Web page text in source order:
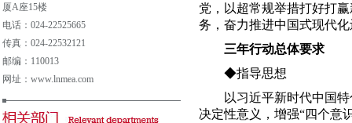
厦A座15楼
电话：024-22525665
传真：024-22532121
邮编：110013
网址：www.lnmea.com
党，以超常规举措打好打
务，奋力推进中国式现代
三年行动总体要求
◆指导思想
以习近平新时代中国特
决定性意义，增强“四个意